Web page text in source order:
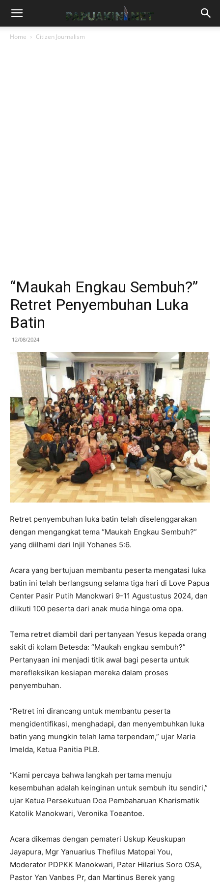
Home Citizen Journalism
“Maukah Engkau Sembuh?”
Retret Penyembuhan Luka
Batin
12/08/2024
Retret penyembuhan luka batin telah diselenggarakan
dengan mengangkat tema “Maukah Engkau Sembuh?”
yang diilhami dari Injil Yohanes 5:6.
Acara yang bertujuan membantu peserta mengatasi luka
batin ini telah berlangsung selama tiga hari di Love Papua
Center Pasir Putih Manokwari 9-11 Agustustus 2024, dan
diikuti 100 peserta dari anak muda hinga oma opa.
Tema retret diambil dari pertanyaan Yesus kepada orang
sakit di kolam Betesda: “Maukah engkau sembuh?”
Pertanyaan ini menjadi titik awal bagi peserta untuk
merefleksikan kesiapan mereka dalam proses
penyembuhan.
“Retret ini dirancang untuk membantu peserta
mengidentifikasi, menghadapi, dan menyembuhkan luka
batin yang mungkin telah lama terpendam,” ujar Maria
Imelda, Ketua Panitia PLB.
“Kami percaya bahwa langkah pertama menuju
kesembuhan adalah keinginan untuk sembuh itu sendiri,”
ujar Ketua Persekutuan Doa Pembaharuan Kharismatik
Katolik Manokwari, Veronika Toeantoe.
Acara dikemas dengan pemateri Uskup Keuskupan
Jayapura, Mgr Yanuarius Thefilus Matopai You,
Moderator PDPKK Manokwari, Pater Hilarius Soro OSA,
Pastor Yan Vanbes Pr, dan Martinus Berek yang